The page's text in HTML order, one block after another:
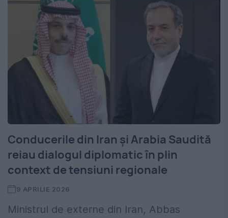
Conducerile din Iran și Arabia Saudită
reiau dialogul diplomatic în plin
context de tensiuni regionale
9 APRILIE 2026
Ministrul de externe din Iran, Abbas